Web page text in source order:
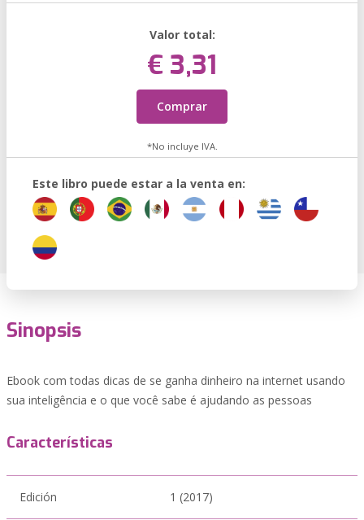
Valor total:
€ 3,31
Comprar
*No incluye IVA.
Este libro puede estar a la venta en:
Sinopsis
Ebook com todas dicas de se ganha dinheiro na internet usando
sua inteligência e o que você sabe é ajudando as pessoas
Características
Edición 1 (2017)